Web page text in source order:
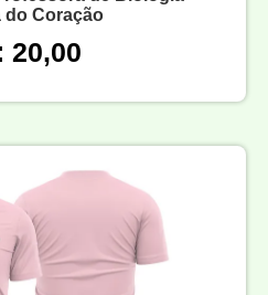
do Coração
20,00